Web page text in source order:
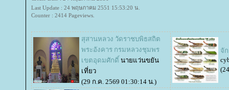
Last Update : 24 พฤษภาคม 2551 15:53:20 น.
Counter : 2414 Pageviews.
สุสานหลวง วัดราชบพิธสถิต
พระอังคาร กรมหลวงชุมพร
เขตอุดมศักดิ์ นายแว่นขยัน
เที่ยว
(29 ก.ค. 2569 01:30:14 น.)
จั